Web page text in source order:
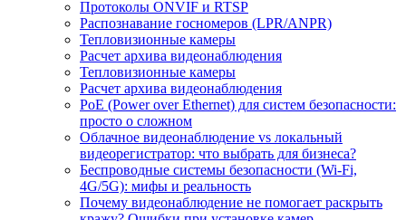
Протоколы ONVIF и RTSP
Распознавание госномеров (LPR/ANPR)
Тепловизионные камеры
Расчет архива видеонаблюдения
Тепловизионные камеры
Расчет архива видеонаблюдения
PoE (Power over Ethernet) для систем безопасности:
просто о сложном
Облачное видеонаблюдение vs локальный
видеорегистратор: что выбрать для бизнеса?
Беспроводные системы безопасности (Wi-Fi,
4G/5G): мифы и реальность
Почему видеонаблюдение не помогает раскрыть